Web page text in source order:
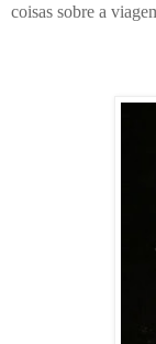
coisas sobre a